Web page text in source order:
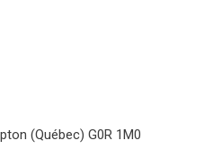
(Québec) G0R 1M0